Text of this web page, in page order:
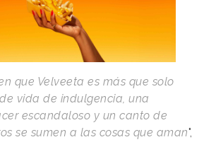
que Velveeta es más que solo
vida de indulgencia, una
escandaloso y un canto de
se sumen a las cosas que aman",